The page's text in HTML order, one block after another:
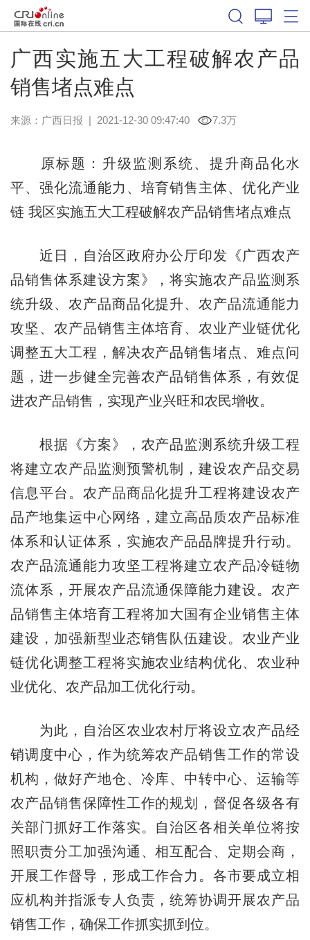
广西实施五大工程破解农产品
销售堵点难点
来源： 广西日报 | 2021-12-30 09:47:40 7.3万
原标题：升级监测系统、提升商品化水
平、强化流通能力、培育销售主体、优化产业
链 我区实施五大工程破解农产品销售堵点难点
近日，自治区政府办公厅印发《广西农产
品销售体系建设方案》，将实施农产品监测系
统升级、农产品商品化提升、农产品流通能力
攻坚、农产品销售主体培育、农业产业链优化
调整五大工程，解决农产品销售堵点、难点问
题，进一步健全完善农产品销售体系，有效促
进农产品销售，实现产业兴旺和农民增收。
根据《方案》，农产品监测系统升级工程
将建立农产品监测预警机制，建设农产品交易
信息平台。农产品商品化提升工程将建设农产
品产地集运中心网络，建立高品质农产品标准
体系和认证体系，实施农产品品牌提升行动。
农产品流通能力攻坚工程将建立农产品冷链物
流体系，开展农产品流通保障能力建设。农产
品销售主体培育工程将加大国有企业销售主体
建设，加强新型业态销售队伍建设。农业产业
链优化调整工程将实施农业结构优化、农业种
业优化、农产品加工优化行动。
为此，自治区农业农村厅将设立农产品经
销调度中心，作为统筹农产品销售工作的常设
机构，做好产地仓、冷库、中转中心、运输等
农产品销售保障性工作的规划，督促各级各有
关部门抓好工作落实。自治区各相关单位将按
照职责分工加强沟通、相互配合、定期会商，
开展工作督导，形成工作合力。各市要成立相
应机构并指派专人负责，统筹协调开展农产品
销售工作，确保工作抓实抓到位。